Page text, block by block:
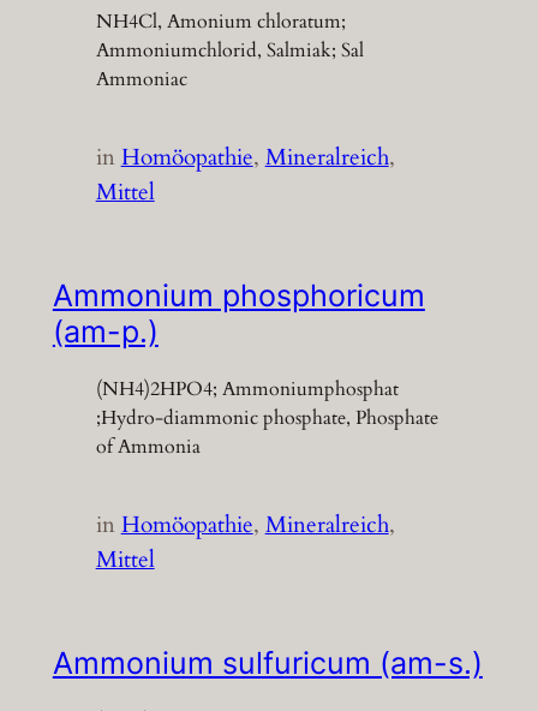
NH4Cl, Amonium chloratum;
Ammoniumchlorid, Salmiak; Sal
Ammoniac
inHomöopathie, Mineralreich
Mittel
Ammonium phosphoricum
(am-p.)
(NH4)2HPO4; Ammoniumphosphat
;Hydro-diammonic phosphate, Phosphate
of Ammonia
inHomöopathie, Mineralreich
Mittel
Ammonium sulfuricum (am-s.)